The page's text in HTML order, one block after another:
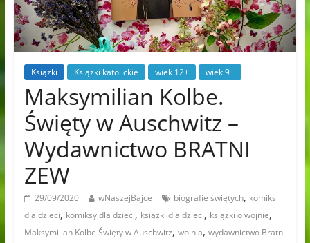
Książki Książki katolickie wiek 12+ wiek 9+
Maksymilian Kolbe.
Święty w Auschwitz –
Wydawnictwo BRATNI
ZEW
29/09/2020 wNaszejBajce biografie świętych, komiks
dla dzieci, komiksy dla dzieci, książki dla dzieci, książki o wojnie,
Maksymilian Kolbe Święty w Auschwitz, wojnia, wydawnictwo Bratni